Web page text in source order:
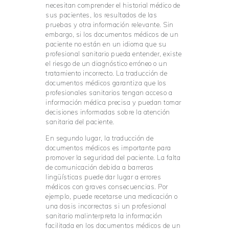
necesitan comprender el historial médico de
sus pacientes, los resultados de las
pruebas y otra información relevante. Sin
embargo, si los documentos médicos de un
paciente no están en un idioma que su
profesional sanitario pueda entender, existe
el riesgo de un diagnóstico erróneo o un
tratamiento incorrecto. La traducción de
documentos médicos garantiza que los
profesionales sanitarios tengan acceso a
información médica precisa y puedan tomar
decisiones informadas sobre la atención
sanitaria del paciente.
En segundo lugar, la traducción de
documentos médicos es importante para
promover la seguridad del paciente. La falta
de comunicación debida a barreras
lingüísticas puede dar lugar a errores
médicos con graves consecuencias. Por
ejemplo, puede recetarse una medicación o
una dosis incorrectas si un profesional
sanitario malinterpreta la información
facilitada en los documentos médicos de un